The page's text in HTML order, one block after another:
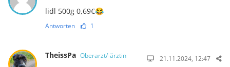
lidl 500g 0,69€😂
Antworten 1
TheissPa Oberarzt/-ärztin 21.11.2024, 12:47